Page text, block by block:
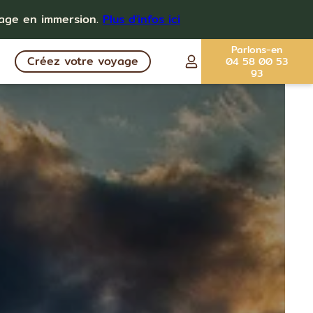
en immersion. Plus d'infos ici
Créez votre voyage
Parlons-en
04 58 00 53
93